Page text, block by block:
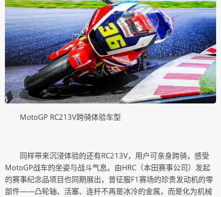
MotoGP RC213V跨骑体验车型
同样带来沉浸体验的还有RC213V，用户可亲身跨骑，感受
MotoGP战车的坐姿与战斗气息。由HRC（本田赛事公司）发起
的赛事纪念品项目也同期展出，曾征服F1赛场的珍贵发动机的零
部件——凸轮轴、活塞、连杆不再是冰冷的金属，而是化为机械